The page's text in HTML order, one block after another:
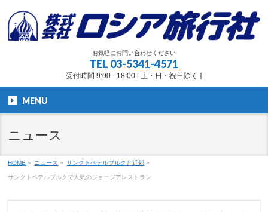
お気軽にお問い合わせください
TEL 03-5341-4571
受付時間 9:00 - 18:00 [ 土・日・祝日除く ]
MENU
ニュース
HOME » ニュース » サンクトペテルブルクと近郊 »
サンクトペテルブルクで人気のジョージアレストラン